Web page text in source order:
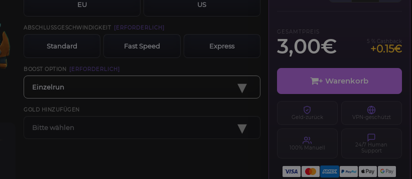
EU US
ABSCHLUSSGESCHWINDIGKEIT [ERFORDERLICH]
Standard Fast Speed Express
BOOST OPTION [ERFORDERLICH]
Einzelrun ▾
GOLD HINZUFÜGEN
Bitte wählen ▾
GESAMTPREIS
3,00€ 5 % Cashback
+0.15€
+ Warenkorb
Geld-zurück VPN-geschützt
100% Manuell
24/7 Human
Support